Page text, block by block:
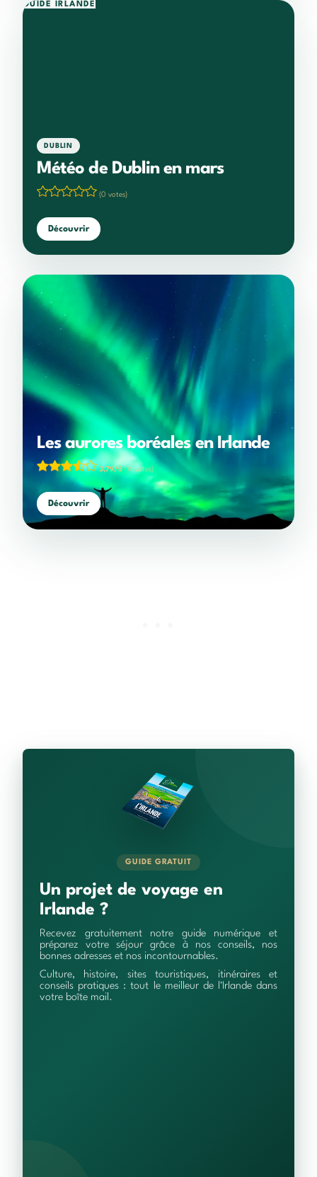
GUIDE IRLANDE
DUBLIN
Météo de Dublin en mars
(0 votes)
Découvrir
Les aurores boréales en Irlande
3,79/5(14 votes)
Découvrir
GUIDE GRATUIT
Un projet de voyage en
Irlande ?
Recevez gratuitement notre guide numérique et
préparez votre séjour grâce à nos conseils, nos
bonnes adresses et nos incontournables.
Culture, histoire, sites touristiques, itinéraires et
conseils pratiques : tout le meilleur de l'Irlande dans
votre boîte mail.